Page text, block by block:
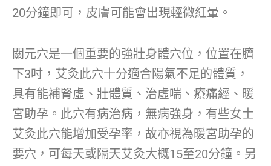
20分鐘即可，皮膚可能會出現輕微紅暈。
關元穴是一個重要的強壯身體穴位，位置在臍
下3吋，艾灸此穴十分適合陽氣不足的體質，
具有能補腎虛、壯體質、治虛喘、療痛經、暖
宮助孕。此穴有病治病，無病強身，有些女士
艾灸此穴能增加受孕率，故亦視為暖宮助孕的
要穴，可每天或隔天艾灸大概15至20分鐘。另